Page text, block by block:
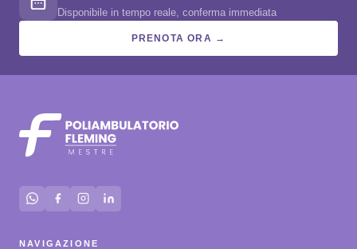
Disponibile in tempo reale, conferma immediata
PRENOTA ORA →
NAVIGAZIONE